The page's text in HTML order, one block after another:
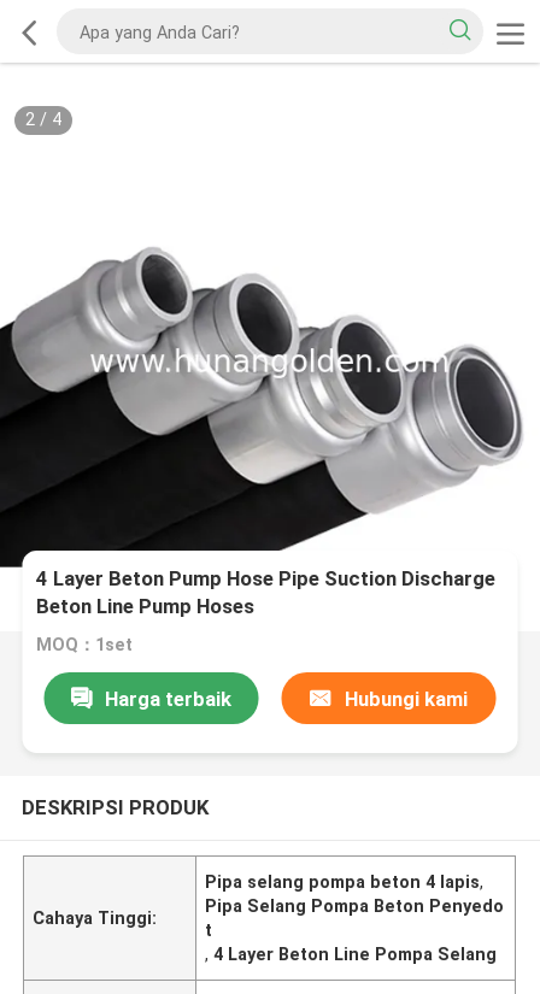
2/ 4
4 Layer Beton Pump Hose Pipe Suction Discharge
Beton Line Pump Hoses
MOQ：1set
Harga terbaik Hubungi kami
DESKRIPSI PRODUK
Cahaya Tinggi:
Pipa selang pompa beton 4 lapis,
Pipa Selang Pompa Beton Penyedo
t
,4 Layer Beton Line Pompa Selang